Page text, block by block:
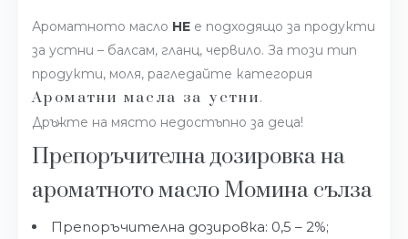
Ароматното масло НЕ е подходящо за продукти
за устни – балсам, гланц, червило. За този тип
продукти, моля, рагледайте категория
Ароматни масла за устни.
Дръжте на място недостъпно за деца!
Препоръчителна дозировка на
ароматното масло Момина сълза
Препоръчителна дозировка: 0,5 – 2%;